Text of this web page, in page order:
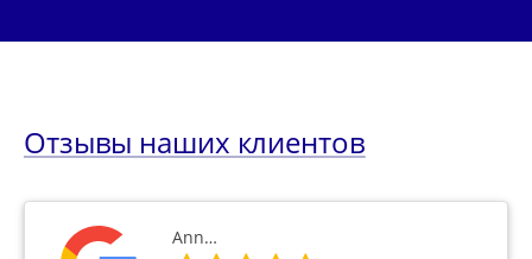
Отзывы наших клиентов
Ann…